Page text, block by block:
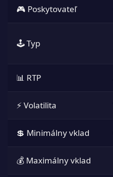
🎮 Poskytovateľ
🕹 Typ
📊 RTP
⚡ Volatilita
💲 Minimálny vklad
💰 Maximálny vklad